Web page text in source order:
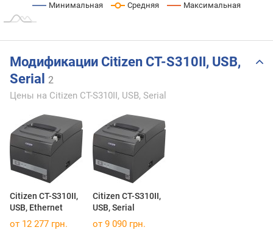
Минимальная Средняя Максимальная
Модификации Citizen CT-S310II, USB,
Serial
2
Цены на Citizen CT-S310II, USB, Serial
Citizen CT-S310II,
USB, Ethernet
Citizen CT-S310II,
USB, Serial
от 12 277 грн. от 9 090 грн.